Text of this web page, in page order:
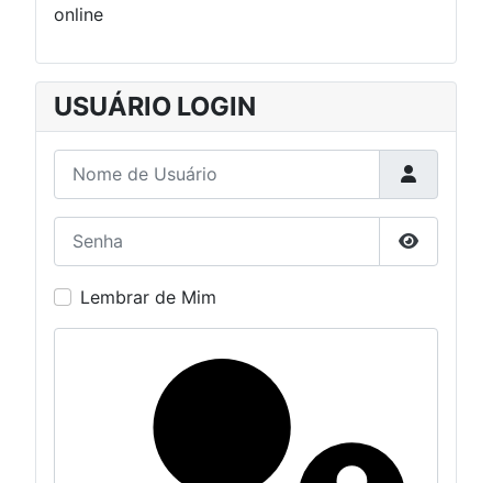
online
USUÁRIO LOGIN
Nome de Usuário
Mostrar
Lembrar de Mim